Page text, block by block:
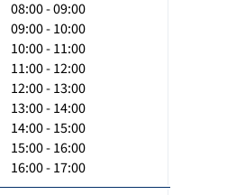
08:00 - 09:00
09:00 - 10:00
10:00 - 11:00
11:00 - 12:00
12:00 - 13:00
13:00 - 14:00
14:00 - 15:00
15:00 - 16:00
16:00 - 17:00